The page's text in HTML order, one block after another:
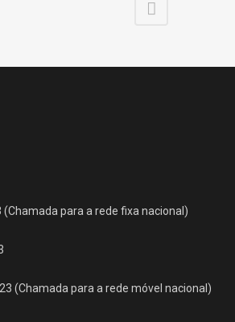
(Chamada para a rede fixa nacional)
(Chamada para a rede móvel nacional)